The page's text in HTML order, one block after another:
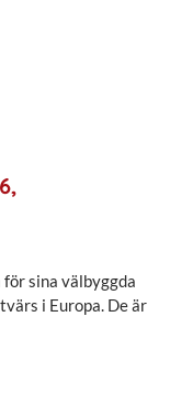
sina välbyggda
i Europa. De är